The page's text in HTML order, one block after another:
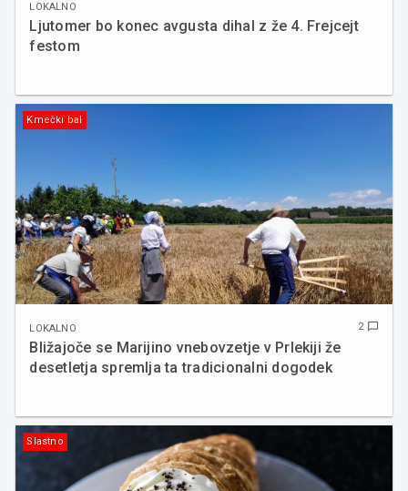
LOKALNO
Ljutomer bo konec avgusta dihal z že 4. Frejcejt
festom
Kmečki bal
LOKALNO 2 chat_bubble_outline
Bližajoče se Marijino vnebovzetje v Prlekiji že
desetletja spremlja ta tradicionalni dogodek
Slastno